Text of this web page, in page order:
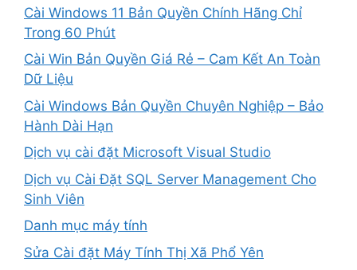
Cài Windows 11 Bản Quyền Chính Hãng Chỉ
Trong 60 Phút
Cài Win Bản Quyền Giá Rẻ – Cam Kết An Toàn
Dữ Liệu
Cài Windows Bản Quyền Chuyên Nghiệp – Bảo
Hành Dài Hạn
Dịch vụ cài đặt Microsoft Visual Studio
Dịch vụ Cài Đặt SQL Server Management Cho
Sinh Viên
Danh mục máy tính
Sửa Cài đặt Máy Tính Thị Xã Phổ Yên